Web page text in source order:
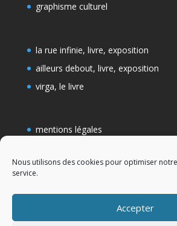
Nous utilisons des cookies pour optimiser
service.
Accepter
graphisme culturel
la rue infinie, livre, exposition
ailleurs debout, livre, exposition
virga, le livre
mentions légales
Politique de cookies (UE)